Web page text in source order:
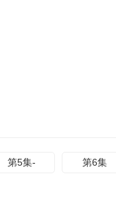
第5集- 第6集